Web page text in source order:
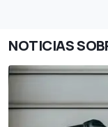
NOTICIAS